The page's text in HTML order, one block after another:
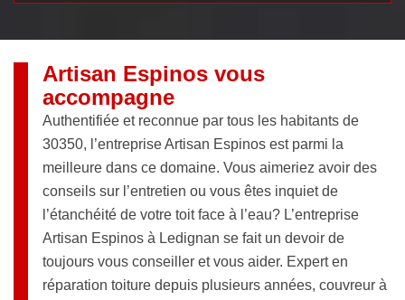
Artisan Espinos vous
accompagne
Authentifiée et reconnue par tous les habitants de
30350, l’entreprise Artisan Espinos est parmi la
meilleure dans ce domaine. Vous aimeriez avoir des
conseils sur l’entretien ou vous êtes inquiet de
l’étanchéité de votre toit face à l’eau? L’entreprise
Artisan Espinos à Ledignan se fait un devoir de
toujours vous conseiller et vous aider. Expert en
réparation toiture depuis plusieurs années, couvreur à